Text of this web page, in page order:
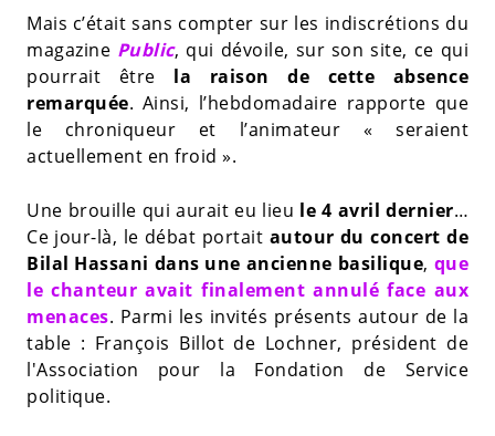
Mais c’était sans compter sur les indiscrétions du
magazine Public, qui dévoile, sur son site, ce qui
pourrait être la raison de cette absence
remarquée. Ainsi, l’hebdomadaire rapporte que
le chroniqueur et l’animateur « seraient
actuellement en froid ».
Une brouille qui aurait eu lieu le 4 avril dernier…
Ce jour-là, le débat portait autour du concert de
Bilal Hassani dans une ancienne basilique, que
le chanteur avait finalement annulé face aux
menaces. Parmi les invités présents autour de la
table : François Billot de Lochner, président de
l'Association pour la Fondation de Service
politique.